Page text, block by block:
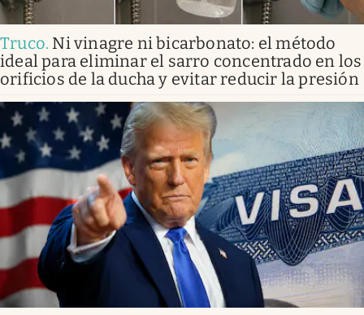
Truco. Ni vinagre ni bicarbonato: el método
ideal para eliminar el sarro concentrado en los
orificios de la ducha y evitar reducir la presión